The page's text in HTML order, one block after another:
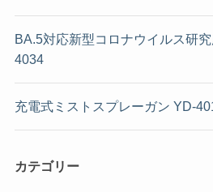
BA.5対応新型コロナウイルス研
4034
充電式ミストスプレーガン YD-
カテゴリー